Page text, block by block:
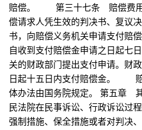
赔偿。 第三十七条 赔偿费
偿请求人凭生效的判决书、复议
书，向赔偿义务机关申请支付
自收到支付赔偿金申请之日起七
关的财政部门提出支付申请。财
日起十五日内支付赔偿金。 赔
体办法由国务院规定。 第五
民法院在民事诉讼、行政诉讼过
强制措施、保全措施或者对判决